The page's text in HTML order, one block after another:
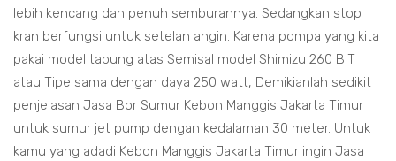
lebih kencang dan penuh semburannya. Sedangkan stop
kran berfungsi untuk setelan angin. Karena pompa yang kita
pakai model tabung atas Semisal model Shimizu 260 BIT
atau Tipe sama dengan daya 250 watt, Demikianlah sedikit
penjelasan Jasa Bor Sumur Kebon Manggis Jakarta Timur
untuk sumur jet pump dengan kedalaman 30 meter. Untuk
kamu yang adadi Kebon Manggis Jakarta Timur ingin Jasa